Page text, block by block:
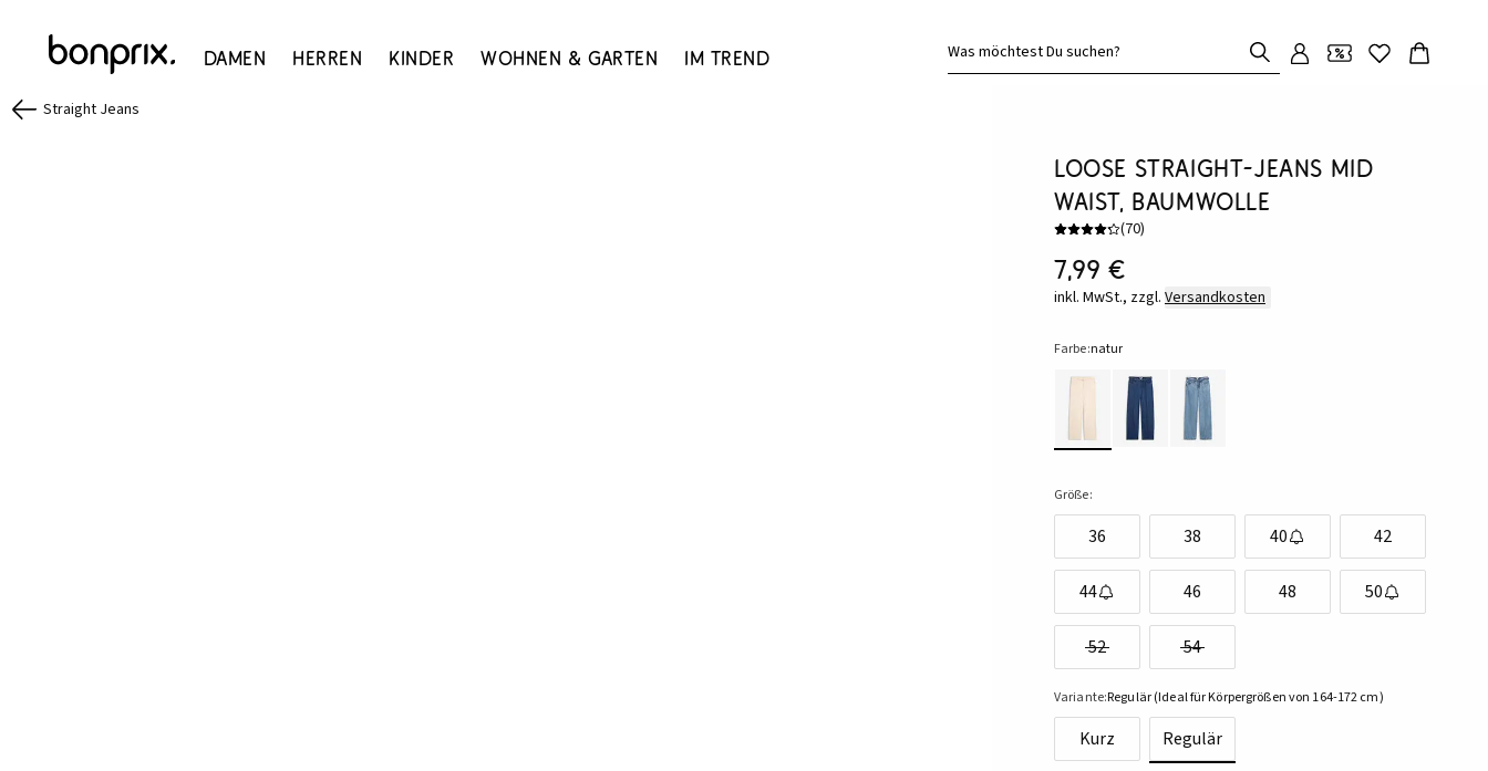
Damen Herren Kinder Wohnen & Garten Im Trend Was möchtest Du suchen?
Straight Jeans
Loose Straight-Jeans Mid
Waist, Baumwolle
(70)
7,99 €
inkl. MwSt., zzgl. Versandkosten
Farbe:natur
Größe:
36 38 40 42
44 46 48 50
52 54
Variante:Regulär (Ideal für Körpergrößen von 164-172 cm)
Kurz Regulär